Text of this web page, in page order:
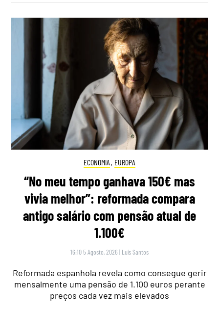
ECONOMIA , EUROPA
“No meu tempo ganhava 150€ mas
vivia melhor”: reformada compara
antigo salário com pensão atual de
1.100€
16:10 5 Agosto, 2026 | Luís Santos
Reformada espanhola revela como consegue gerir
mensalmente uma pensão de 1.100 euros perante
preços cada vez mais elevados